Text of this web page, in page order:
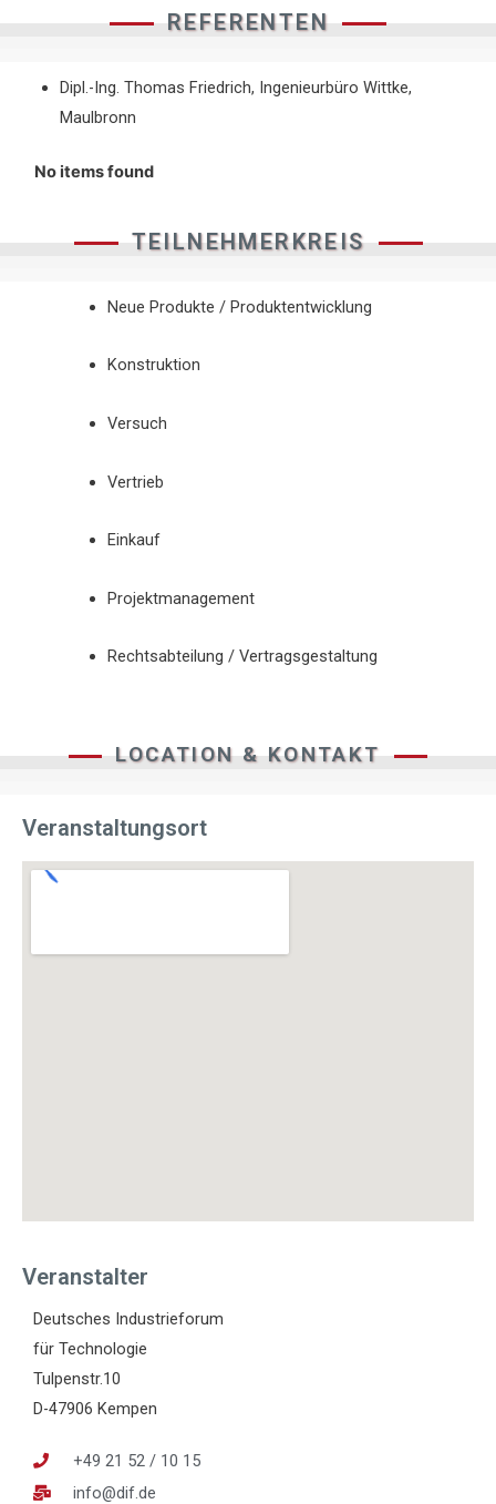
REFERENTEN
Dipl.-Ing. Thomas Friedrich, Ingenieurbüro Wittke,
Maulbronn
No items found
TEILNEHMERKREIS
Neue Produkte / Produktentwicklung
Konstruktion
Versuch
Vertrieb
Einkauf
Projektmanagement
Rechtsabteilung / Vertragsgestaltung
LOCATION & KONTAKT
Veranstaltungsort
Veranstalter
Deutsches Industrieforum
für Technologie
Tulpenstr.10
D-47906 Kempen
+49 21 52 / 10 15
info@dif.de